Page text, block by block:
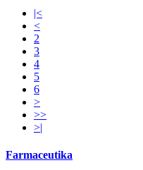
|<
<
2
3
4
5
6
>
>>
>|
Farmaceutika